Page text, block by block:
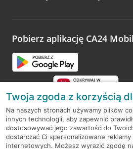
opinie.
Pobierz aplikację CA24
RODO
Regulamin serwisu
Twoja zgoda z korzyścią
Na naszych stronach używamy plików
innych technologii, aby zapewnić
dostosowywać jego zawartość do
dostarczać Ci spersonalizowane
internetowych. Możesz wyrazić zgodę